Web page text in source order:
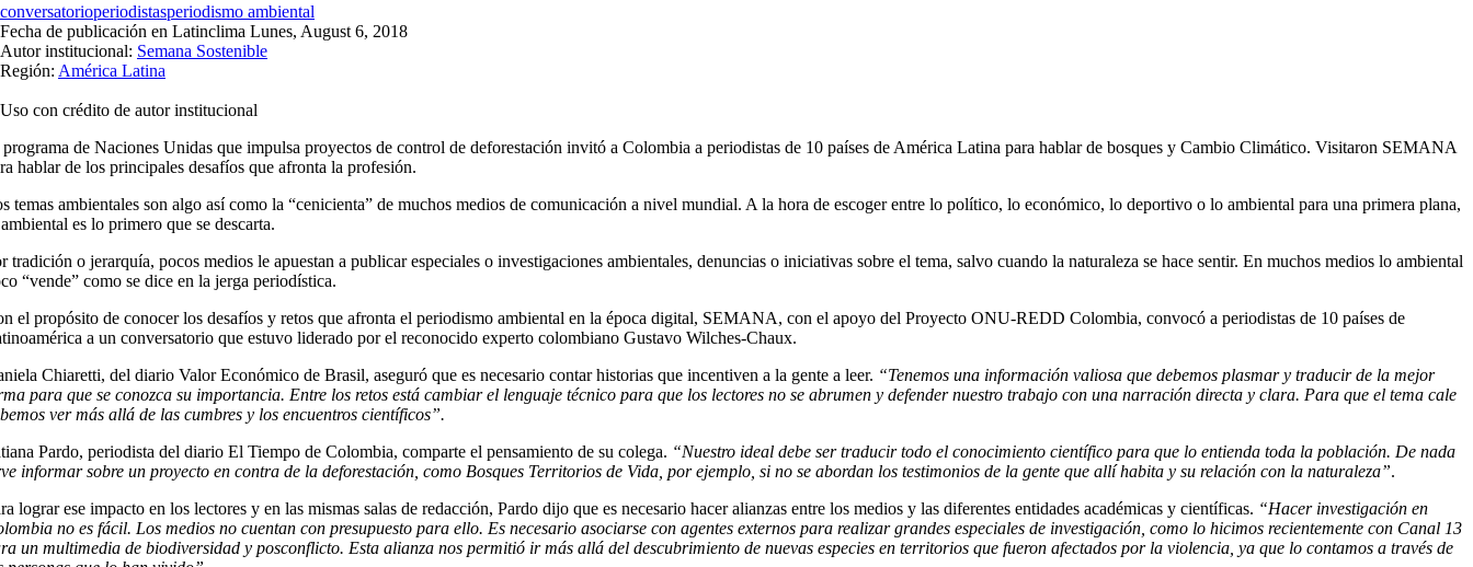
conversatorioperiodistasperiodismo ambiental
Fecha de publicación en Latinclima Lunes, August 6, 2018
Autor institucional: Semana Sostenible
Región: América Latina
Uso con crédito de autor institucional
de Naciones Unidas que impulsa proyectos de control de deforestación invitó a Colombia a periodistas de 10 países de América Latina para hablar de bosques y Cambio Climático. Visitaron SEMANA
hablar de los principales desafíos que afronta la profesión.
temas ambientales son algo así como la “cenicienta” de muchos medios de comunicación a nivel mundial. A la hora de escoger entre lo político, lo económico, lo deportivo o lo ambiental para una primera plana,
es lo primero que se descarta.
tradición o jerarquía, pocos medios le apuestan a publicar especiales o investigaciones ambientales, denuncias o iniciativas sobre el tema, salvo cuando la naturaleza se hace sentir. En muchos medios lo ambiental
“vende” como se dice en la jerga periodística.
el propósito de conocer los desafíos y retos que afronta el periodismo ambiental en la época digital, SEMANA, con el apoyo del Proyecto ONU-REDD Colombia, convocó a periodistas de 10 países de
a un conversatorio que estuvo liderado por el reconocido experto colombiano Gustavo Wilches-Chaux.
Chiaretti, del diario Valor Económico de Brasil, aseguró que es necesario contar historias que incentiven a la gente a leer. “Tenemos una información valiosa que debemos plasmar y traducir de la mejor
para que se conozca su importancia. Entre los retos está cambiar el lenguaje técnico para que los lectores no se abrumen y defender nuestro trabajo con una narración directa y clara. Para que el tema cale
ver más allá de las cumbres y los encuentros científicos”.
Pardo, periodista del diario El Tiempo de Colombia, comparte el pensamiento de su colega. “Nuestro ideal debe ser traducir todo el conocimiento científico para que lo entienda toda la población. De nada
informar sobre un proyecto en contra de la deforestación, como Bosques Territorios de Vida, por ejemplo, si no se abordan los testimonios de la gente que allí habita y su relación con la naturaleza”.
lograr ese impacto en los lectores y en las mismas salas de redacción, Pardo dijo que es necesario hacer alianzas entre los medios y las diferentes entidades académicas y científicas. “Hacer investigación en
no es fácil. Los medios no cuentan con presupuesto para ello. Es necesario asociarse con agentes externos para realizar grandes especiales de investigación, como lo hicimos recientemente con Canal 13
un multimedia de biodiversidad y posconflicto. Esta alianza nos permitió ir más allá del descubrimiento de nuevas especies en territorios que fueron afectados por la violencia, ya que lo contamos a través de